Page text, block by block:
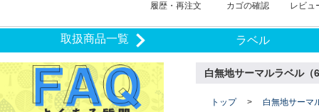
履歴・再注文 カゴの確認 レビュ
取扱商品一覧 ラベル
白無地サーマルラベル